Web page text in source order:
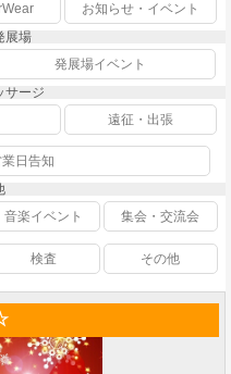
お知らせ・イベント
展場
発展場イベント
サージ
遠征・出張
日告知
音楽イベント 集会・交流会
検査 その他